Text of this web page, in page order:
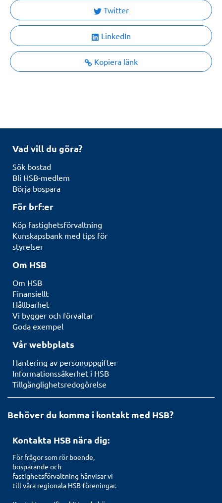
Twitter
LinkedIn
Kopiera länk
Vad vill du göra?
Sök bostad
Bli HSB-medlem
Börja bospara
För brf:er
Köp fastighetsförvaltning
Kunskapsbank med tips för
styrelser
Om HSB
Om HSB
Finansiellt
Hållbarhet
Vi bygger och förvaltar
Goda exempel
Vår webbplats
Hantering av personuppgifter
Informationssäkerhet i HSB
Tillgänglighetsredogörelse
Behöver du komma i kontakt med HSB?
Kontakta HSB nära dig:
För frågor som rör boende,
bosparande och
fastighetsförvaltning hänvisar vi
till våra regionala HSB-föreningar.